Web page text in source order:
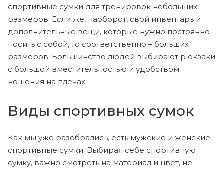
спортивные сумки для тренировок небольших
размеров. Если же, наоборот, свой инвентарь и
дополнительные вещи, которые нужно постоянно
носить с собой, то соответственно – больших
размеров. Большинство людей выбирают рюкзаки
с большой вместительностью и удобством
ношения на плечах.
Виды спортивных сумок
Как мы уже разобрались, есть мужские и женские
спортивные сумки. Выбирая себе спортивную
сумку, важно смотреть на материал и цвет, не